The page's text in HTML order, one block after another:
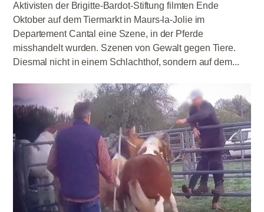
Aktivisten der Brigitte-Bardot-Stiftung filmten Ende
Oktober auf dem Tiermarkt in Maurs-la-Jolie im
Departement Cantal eine Szene, in der Pferde
misshandelt wurden. Szenen von Gewalt gegen Tiere.
Diesmal nicht in einem Schlachthof, sondern auf dem...